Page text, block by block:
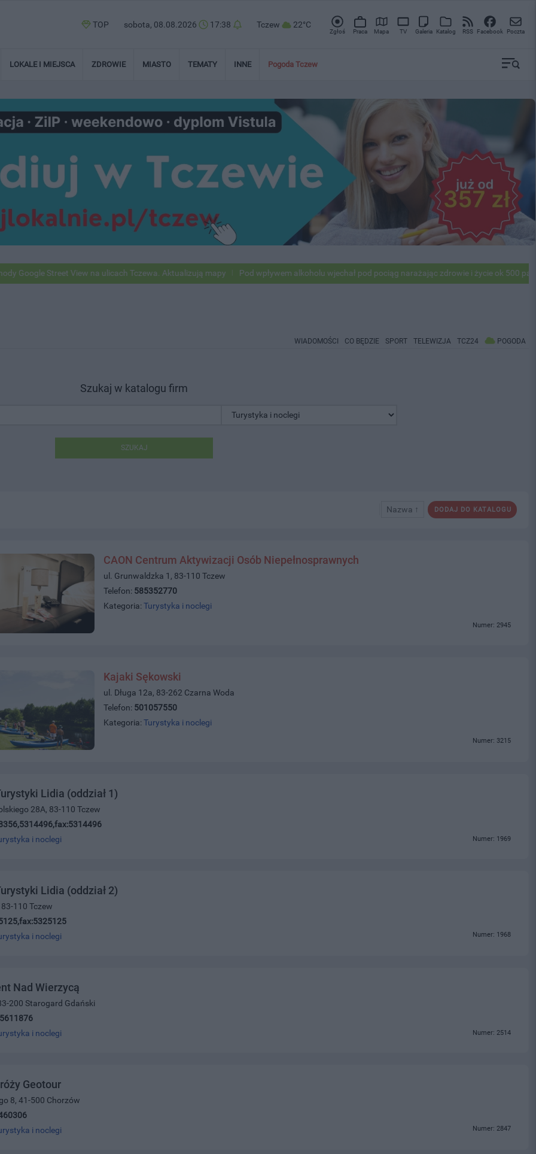
TOP sobota, 08.08.2026 17:38 Tczew 22°C
Zgłoś Praca Mapa TV Galeria Katalog RSS Facebook Poczta
LOKALE I MIEJSCA ZDROWIE MIASTO TEMATY INNE Pogoda Tczew
Street View na ulicach Tczewa. Aktualizują mapy Pod wpływem alkoholu wjechał pod pociąg narażając zdrowie i życie ok 500 pasażerów!
WIADOMOŚCI CO BĘDZIE SPORT TELEWIZJA TCZ24 POGODA
Szukaj w katalogu firm
SZUKAJ
DODAJ DO KATALOGU
Nazwa ↑
CAON Centrum Aktywizacji Osób Niepełnosprawnych
ul. Grunwaldzka 1, 83-110 Tczew
Telefon: 585352770
Kategoria:Turystyka i noclegi
Numer: 2945
Kajaki Sękowski
ul. Długa 12a, 83-262 Czarna Woda
Telefon: 501057550
Kategoria:Turystyka i noclegi
Numer: 3215
Lidia (oddział 1)
28A, 83-110 Tczew
i noclegi Numer: 1969
Lidia (oddział 2)
110 Tczew
i noclegi Numer: 1968
Nad Wierzycą
200 Starogard Gdański
i noclegi Numer: 2514
Geotour
8, 41-500 Chorzów
i noclegi Numer: 2847